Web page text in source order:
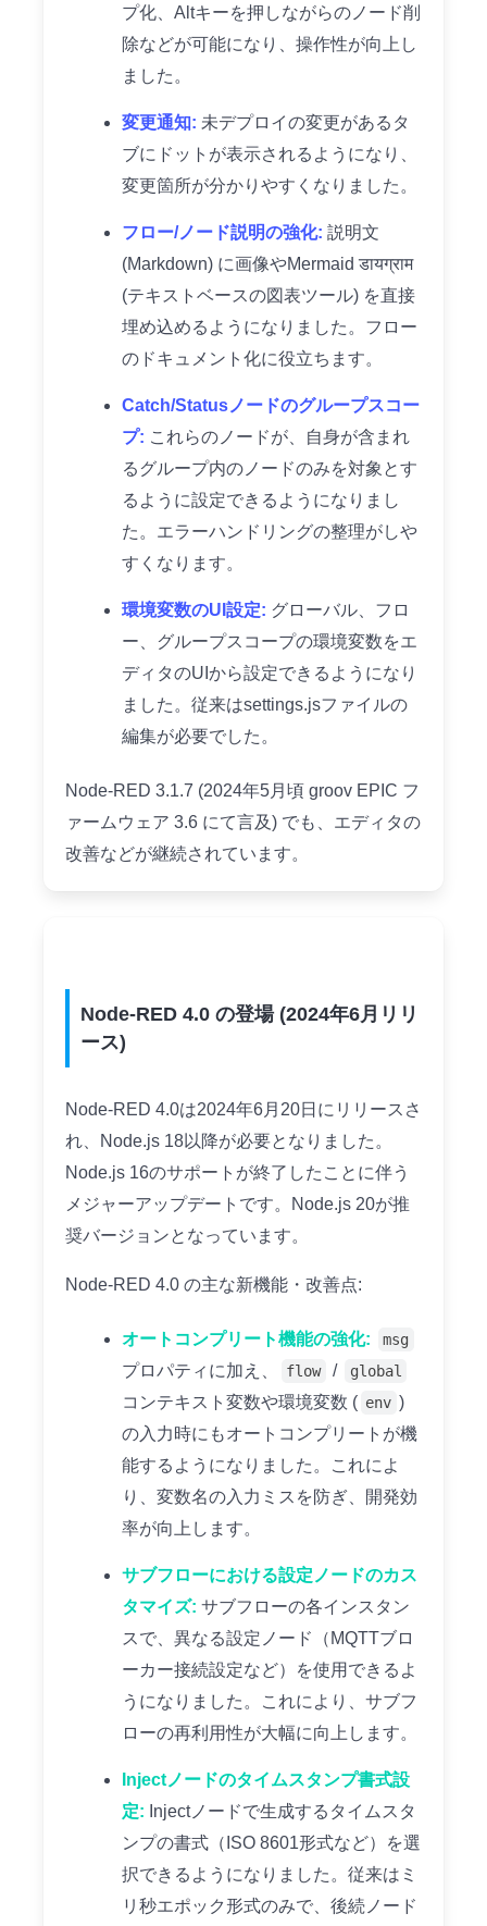
プ化、Altキーを押しながらのノード削
除などが可能になり、操作性が向上し
ました。
変更通知: 未デプロイの変更があるタ
ブにドットが表示されるようになり、
変更箇所が分かりやすくなりました。
フロー/ノード説明の強化: 説明文
(Markdown) に画像やMermaid डायग्राम
(テキストベースの図表ツール) を直接
埋め込めるようになりました。フロー
のドキュメント化に役立ちます。
Catch/Statusノードのグループスコー
プ: これらのノードが、自身が含まれ
るグループ内のノードのみを対象とす
るように設定できるようになりまし
た。エラーハンドリングの整理がしや
すくなります。
環境変数のUI設定: グローバル、フロ
ー、グループスコープの環境変数をエ
ディタのUIから設定できるようになり
ました。従来はsettings.jsファイルの
編集が必要でした。
Node-RED 3.1.7 (2024年5月頃 groov EPIC フ
ァームウェア 3.6 にて言及) でも、エディタの
改善などが継続されています。
Node-RED 4.0 の登場 (2024年6月リリ
ース)
Node-RED 4.0は2024年6月20日にリリースさ
れ、Node.js 18以降が必要となりました。
Node.js 16のサポートが終了したことに伴う
メジャーアップデートです。Node.js 20が推
奨バージョンとなっています。
Node-RED 4.0 の主な新機能・改善点:
オートコンプリート機能の強化: msg
プロパティに加え、 flow / global
コンテキスト変数や環境変数 ( env )
の入力時にもオートコンプリートが機
能するようになりました。これによ
り、変数名の入力ミスを防ぎ、開発効
率が向上します。
サブフローにおける設定ノードのカス
タマイズ: サブフローの各インスタン
スで、異なる設定ノード（MQTTブロ
ーカー接続設定など）を使用できるよ
うになりました。これにより、サブフ
ローの再利用性が大幅に向上します。
Injectノードのタイムスタンプ書式設
定: Injectノードで生成するタイムスタ
ンプの書式（ISO 8601形式など）を選
択できるようになりました。従来はミ
リ秒エポック形式のみで、後続ノード